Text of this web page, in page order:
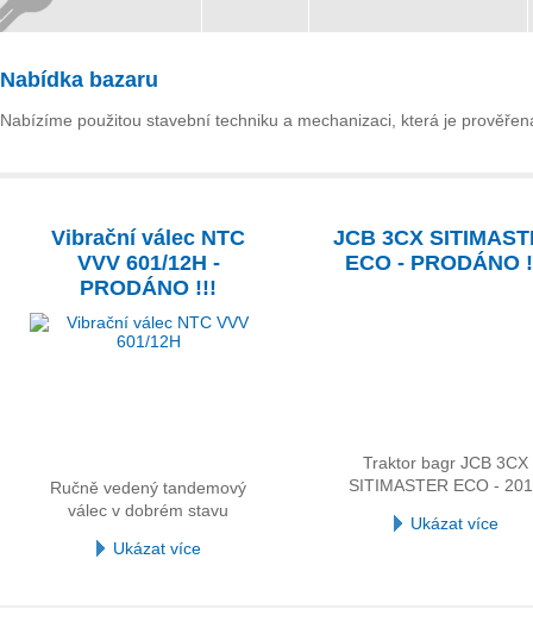
Nabídka bazaru
Nabízíme použitou stavební techniku a mechanizaci, která je
Vibrační válec NTC
VVV 601/12H -
PRODÁNO !!!
Ručně vedený tandemový
válec v dobrém stavu
Ukázat více
JCB 3CX
ECO - PRODÁNO
Traktor bagr JCB 3CX
SITIMASTER ECO -
Ukázat více